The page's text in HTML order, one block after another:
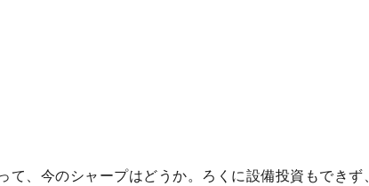
、今のシャープはどうか。ろくに設備投資もできず、